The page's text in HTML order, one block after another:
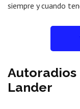
siempre y cuando
Lander